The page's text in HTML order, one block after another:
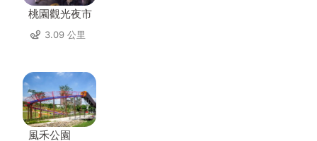
桃園觀光夜市
3.09 公里
風禾公園